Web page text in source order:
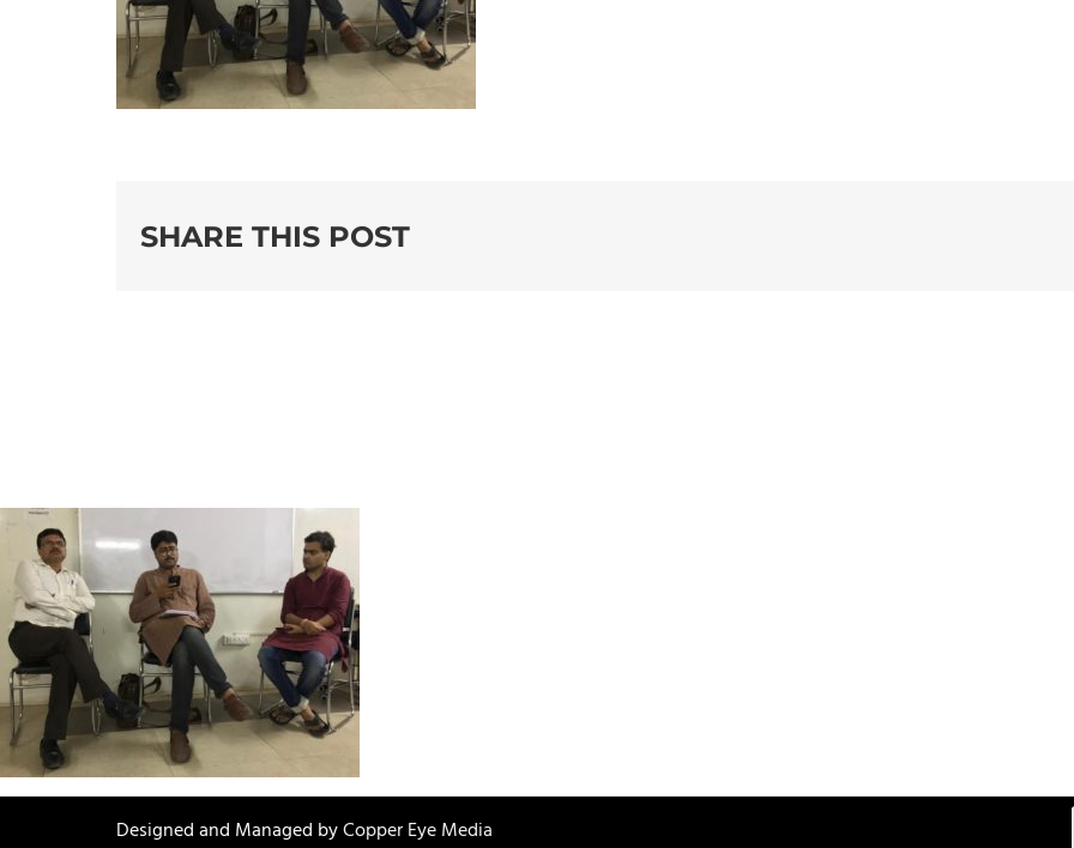
SHARE THIS POST
Designed and Managed byCopper Eye Media